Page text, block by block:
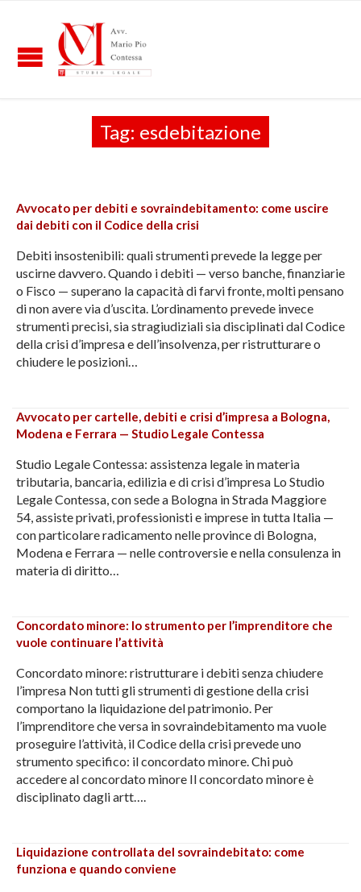
Tag: esdebitazione
Avvocato per debiti e sovraindebitamento: come uscire
dai debiti con il Codice della crisi
Debiti insostenibili: quali strumenti prevede la legge per
uscirne davvero. Quando i debiti — verso banche, finanziarie
o Fisco — superano la capacità di farvi fronte, molti pensano
di non avere via d’uscita. L’ordinamento prevede invece
strumenti precisi, sia stragiudiziali sia disciplinati dal Codice
della crisi d’impresa e dell’insolvenza, per ristrutturare o
chiudere le posizioni…
Avvocato per cartelle, debiti e crisi d’impresa a Bologna,
Modena e Ferrara — Studio Legale Contessa
Studio Legale Contessa: assistenza legale in materia
tributaria, bancaria, edilizia e di crisi d’impresa Lo Studio
Legale Contessa, con sede a Bologna in Strada Maggiore
54, assiste privati, professionisti e imprese in tutta Italia —
con particolare radicamento nelle province di Bologna,
Modena e Ferrara — nelle controversie e nella consulenza in
materia di diritto…
Concordato minore: lo strumento per l’imprenditore che
vuole continuare l’attività
Concordato minore: ristrutturare i debiti senza chiudere
l’impresa Non tutti gli strumenti di gestione della crisi
comportano la liquidazione del patrimonio. Per
l’imprenditore che versa in sovraindebitamento ma vuole
proseguire l’attività, il Codice della crisi prevede uno
strumento specifico: il concordato minore. Chi può
accedere al concordato minore Il concordato minore è
disciplinato dagli artt….
Liquidazione controllata del sovraindebitato: come
funziona e quando conviene